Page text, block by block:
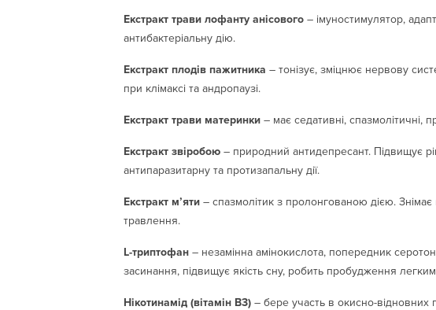
Екстракт трави лофанту анісового – імуностимулятор,
антибактеріальну дію.
Екстракт плодів пажитника – тонізує, зміцнює нервову
при клімаксі та андропаузі.
Екстракт трави материнки – має седативні, спазмолітичні,
Екстракт звіробою – природний антидепресант. Підвищує
антипаразитарну та протизапальну дії.
Екстракт м’яти – спазмолітик з пролонгованою дією.
травлення.
L-триптофан – незамінна амінокислота, попередник
засинання, підвищує якість сну, робить пробудження
Нікотинамід (вітамін В3) – бере участь в окисно-відновних